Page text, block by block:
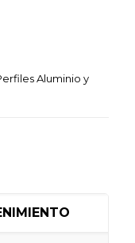
Aluminio y